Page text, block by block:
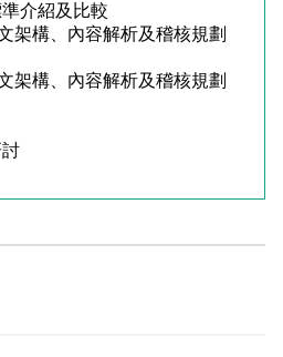
介紹及比較
架構、內容解析及稽核規劃
架構、內容解析及稽核規劃